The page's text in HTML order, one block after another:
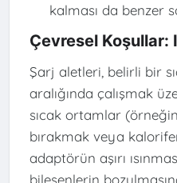
kalması da benzer
Çevresel Koşullar:
Şarj aletleri, belirli bir
aralığında çalışmak
sıcak ortamlar
bırakmak veya
adaptörün aşırı